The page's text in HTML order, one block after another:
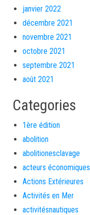
janvier 2022
décembre 2021
novembre 2021
octobre 2021
septembre 2021
août 2021
Categories
1ère édition
abolition
abolitionesclavage
acteurs économiques
Actions Extérieures
Activités en Mer
activitésnautiques